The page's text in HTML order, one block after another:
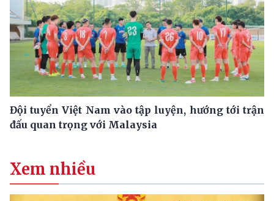
Đội tuyển Việt Nam vào tập luyện, hướng tới trận
đấu quan trọng với Malaysia
Xem nhiều